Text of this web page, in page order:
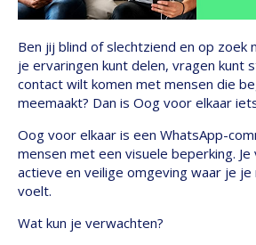
Ben jij blind of slechtziend en op zoek
je ervaringen kunt delen, vragen kunt
contact wilt komen met mensen die
meemaakt? Dan is Oog voor elkaar
Oog voor elkaar is een WhatsApp-
mensen met een visuele beperking.
actieve en veilige omgeving waar je
voelt.
Wat kun je verwachten?